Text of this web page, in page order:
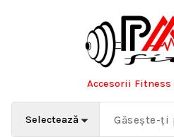
Accesorii Fitness